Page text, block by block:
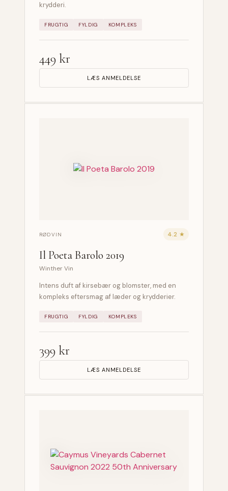
krydderi.
FRUGTIG FYLDIG KOMPLEKS
449 kr
LÆS ANMELDELSE
RØDVIN 4.2 ★
Il Poeta Barolo 2019
Winther Vin
Intens duft af kirsebær og blomster, med en
kompleks eftersmag af læder og krydderier.
FRUGTIG FYLDIG KOMPLEKS
399 kr
LÆS ANMELDELSE